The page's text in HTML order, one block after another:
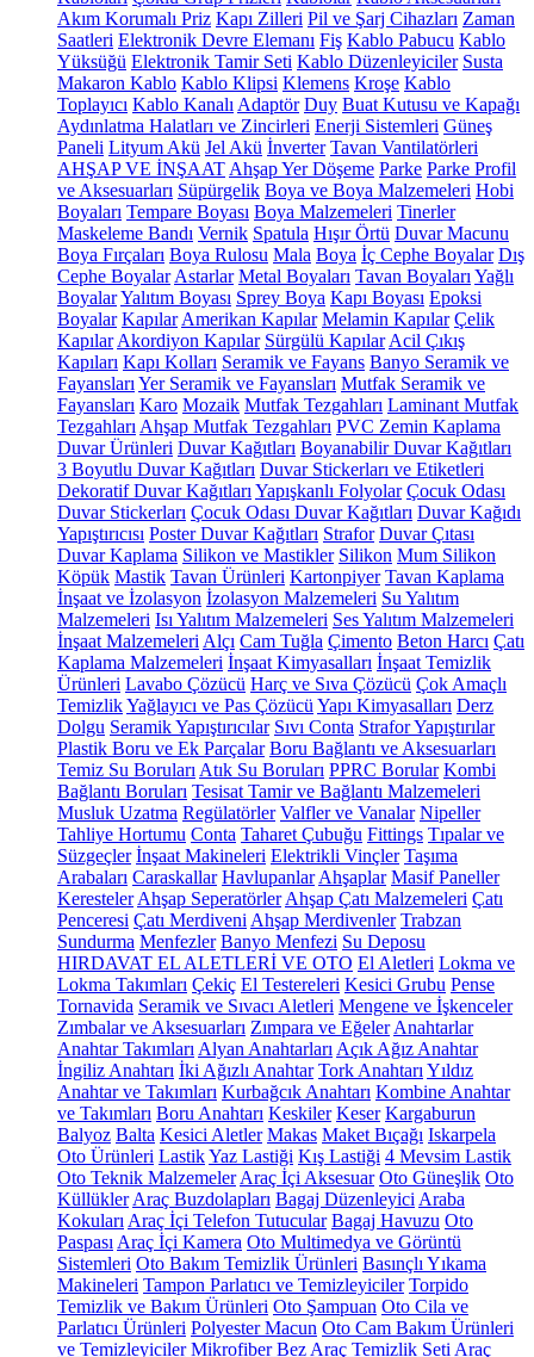
Akım Korumalı Priz Kapı Zilleri Pil ve Şarj Cihazları Zaman
Saatleri Elektronik Devre Elemanı Fiş Kablo Pabucu Kablo
Yüksüğü Elektronik Tamir Seti Kablo Düzenleyiciler Susta
Makaron Kablo Kablo Klipsi Klemens Kroşe Kablo
Toplayıcı Kablo Kanalı Adaptör Duy Buat Kutusu ve Kapağı
Aydınlatma Halatları ve Zincirleri Enerji Sistemleri Güneş
Paneli Lityum Akü Jel Akü İnverter Tavan Vantilatörleri
AHŞAP VE İNŞAAT Ahşap Yer Döşeme Parke Parke Profil
ve Aksesuarları Süpürgelik Boya ve Boya Malzemeleri Hobi
Boyaları Tempare Boyası Boya Malzemeleri Tinerler
Maskeleme Bandı Vernik Spatula Hışır Örtü Duvar Macunu
Boya Fırçaları Boya Rulosu Mala Boya İç Cephe Boyalar Dış
Cephe Boyalar Astarlar Metal Boyaları Tavan Boyaları Yağlı
BoyalarYalıtım Boyası Sprey Boya Kapı Boyası Epoksi
Boyalar Kapılar Amerikan Kapılar Melamin Kapılar Çelik
Kapılar Akordiyon Kapılar Sürgülü Kapılar Acil Çıkış
Kapıları Kapı Kolları Seramik ve Fayans Banyo Seramik ve
Fayansları Yer Seramik ve Fayansları Mutfak Seramik ve
Fayansları Karo Mozaik Mutfak Tezgahları Laminant Mutfak
Tezgahları Ahşap Mutfak Tezgahları PVC Zemin Kaplama
Duvar Ürünleri Duvar Kağıtları Boyanabilir Duvar Kağıtları
3 Boyutlu Duvar Kağıtları Duvar Stickerları ve Etiketleri
Dekoratif Duvar Kağıtları Yapışkanlı Folyolar Çocuk Odası
Duvar Stickerları Çocuk Odası Duvar Kağıtları Duvar Kağıdı
Yapıştırıcısı Poster Duvar Kağıtları Strafor Duvar Çıtası
Duvar Kaplama Silikon ve Mastikler Silikon Mum Silikon
Köpük Mastik Tavan Ürünleri Kartonpiyer Tavan Kaplama
İnşaat ve İzolasyon İzolasyon Malzemeleri Su Yalıtım
Malzemeleri Isı Yalıtım Malzemeleri Ses Yalıtım Malzemeleri
İnşaat Malzemeleri Alçı Cam Tuğla Çimento Beton Harcı Çatı
Kaplama Malzemeleri İnşaat Kimyasalları İnşaat Temizlik
Ürünleri Lavabo Çözücü Harç ve Sıva Çözücü Çok Amaçlı
TemizlikYağlayıcı ve Pas Çözücü Yapı Kimyasalları Derz
Dolgu Seramik Yapıştırıcılar Sıvı Conta Strafor Yapıştırılar
Plastik Boru ve Ek Parçalar Boru Bağlantı ve Aksesuarları
Temiz Su Boruları Atık Su Boruları PPRC Borular Kombi
Bağlantı Boruları Tesisat Tamir ve Bağlantı Malzemeleri
Musluk Uzatma Regülatörler Valfler ve Vanalar Nipeller
Tahliye Hortumu Conta Taharet Çubuğu Fittings Tıpalar ve
Süzgeçler İnşaat Makineleri Elektrikli Vinçler Taşıma
Arabaları Caraskallar Havlupanlar Ahşaplar Masif Paneller
Keresteler Ahşap Seperatörler Ahşap Çatı Malzemeleri Çatı
Penceresi Çatı Merdiveni Ahşap Merdivenler Trabzan
Sundurma Menfezler Banyo Menfezi Su Deposu
HIRDAVAT EL ALETLERİ VE OTO El Aletleri Lokma ve
Lokma Takımları Çekiç El Testereleri Kesici Grubu Pense
Tornavida Seramik ve Sıvacı Aletleri Mengene ve İşkenceler
Zımbalar ve Aksesuarları Zımpara ve Eğeler Anahtarlar
Anahtar Takımları Alyan Anahtarları Açık Ağız Anahtar
İngiliz Anahtarı İki Ağızlı Anahtar Tork Anahtarı Yıldız
Anahtar ve Takımları Kurbağcık Anahtarı Kombine Anahtar
ve Takımları Boru Anahtarı Keskiler Keser Kargaburun
Balyoz Balta Kesici Aletler Makas Maket Bıçağı Iskarpela
Oto Ürünleri LastikYaz Lastiği Kış Lastiği 4 Mevsim Lastik
Oto Teknik Malzemeler Araç İçi Aksesuar Oto Güneşlik Oto
Küllükler Araç Buzdolapları Bagaj Düzenleyici Araba
Kokuları Araç İçi Telefon Tutucular Bagaj Havuzu Oto
Paspası Araç İçi Kamera Oto Multimedya ve Görüntü
Sistemleri Oto Bakım Temizlik Ürünleri Basınçlı Yıkama
Makineleri Tampon Parlatıcı ve Temizleyiciler Torpido
Temizlik ve Bakım Ürünleri Oto Şampuan Oto Cila ve
Parlatıcı Ürünleri Polyester Macun Oto Cam Bakım Ürünleri
ve Temizleyiciler Mikrofiber Bez Araç Temizlik Seti Araç